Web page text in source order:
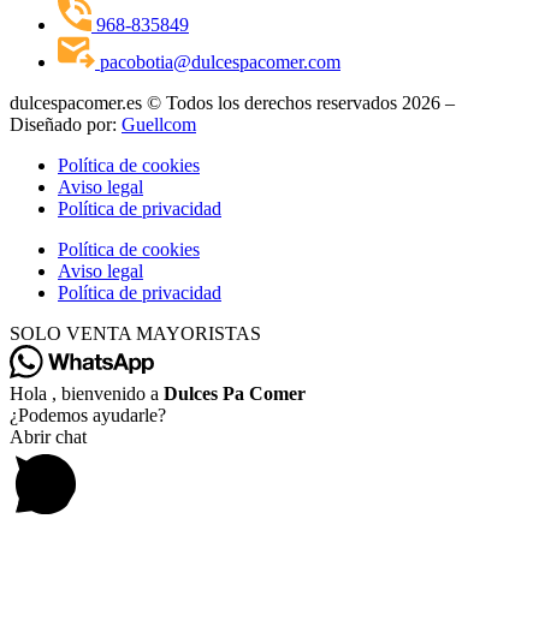
968-835849
pacobotia@dulcespacomer.com
dulcespacomer.es © Todos los derechos reservados 2026 –
Diseñado por: Guellcom
Política de cookies
Aviso legal
Política de privacidad
Política de cookies
Aviso legal
Política de privacidad
SOLO VENTA MAYORISTAS
Hola , bienvenido a Dulces Pa Comer
¿Podemos ayudarle?
Abrir chat